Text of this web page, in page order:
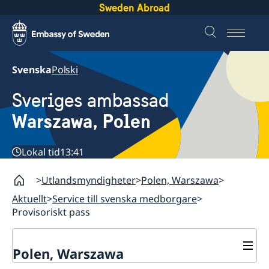
Sweden Abroad
SvenskaPolski
Sveriges ambassad
Warszawa, Polen
Lokal tid13:41
Utlandsmyndigheter Polen, Warszawa
Aktuellt Service till svenska medborgare
Provisoriskt pass
Polen, Warszawa